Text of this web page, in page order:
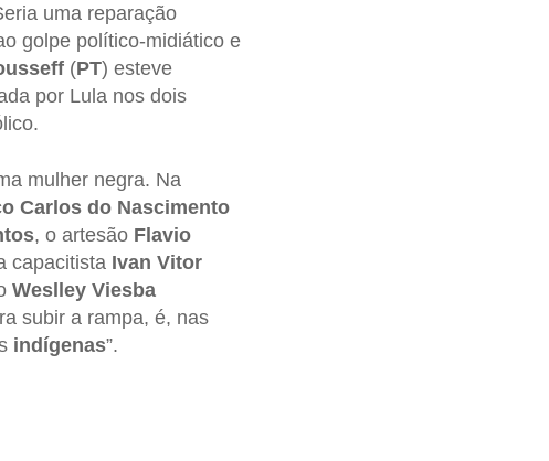
uma reparação
golpe político-midiático e
(PT) esteve
por Lula nos dois
mulher negra. Na
Carlos do Nascimento
, o artesão Flavio
capacitista Ivan Vitor
Weslley Viesba
subir a rampa, é, nas
indígenas”.